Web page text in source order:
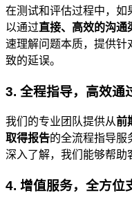
在测试和评估过程中，如
以通过直接、高效的沟通
速理解问题本质，提供针
致的延误。
3. 全程指导，高效通
我们的专业团队提供从前
取得报告的全流程指导服
深入了解，我们能够帮助
4. 增值服务，全方位